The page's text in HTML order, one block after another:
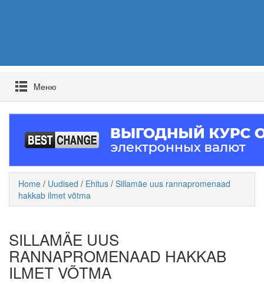
Mеню
Home / Uudised / Ehitus / Sillamäe uus rannapromenaad
hakkab ilmet võtma
SILLAMÄE UUS
RANNAPROMENAAD HAKKAB
ILMET VÕTMA